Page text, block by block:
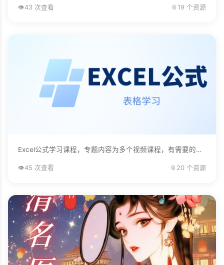
👁️43 次查看 📎 19 个资源
Excel公式学习课程，专题内容为多个视频课程，有需要的自己下载学习。...
👁️45 次查看 📎 20 个资源